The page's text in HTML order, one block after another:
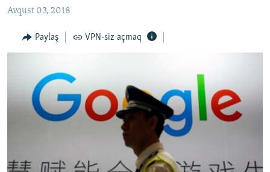
qayıt
#ƏSLINDƏ
FƏRQƏ BAX
ARAŞDIRMA
MULTIMEDIA
İNFOQRAFIKA
RADIO ARXIV
AZƏRBAYCAN ƏDƏBIYYATI KITABXANASI
MISSIYAMIZ
Avqust 03, 2018
Paylaş VPN-siz açmaq